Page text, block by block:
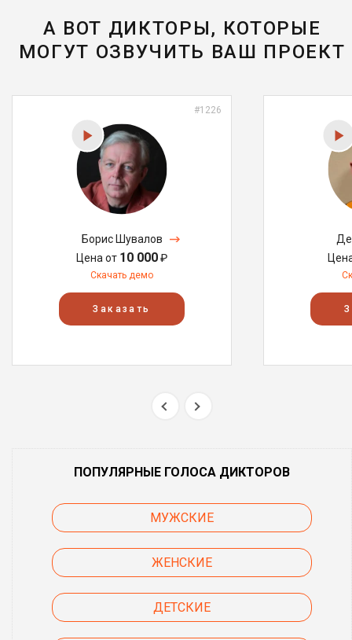
А ВОТ ДИКТОРЫ, КОТОРЫЕ
МОГУТ ОЗВУЧИТЬ ВАШ ПРОЕКТ
#1226
Борис Шувалов
Цена от 10 000₽
Скачать демо
Заказать
ПОПУЛЯРНЫЕ ГОЛОСА ДИКТОРОВ
МУЖСКИЕ
ЖЕНСКИЕ
ДЕТСКИЕ